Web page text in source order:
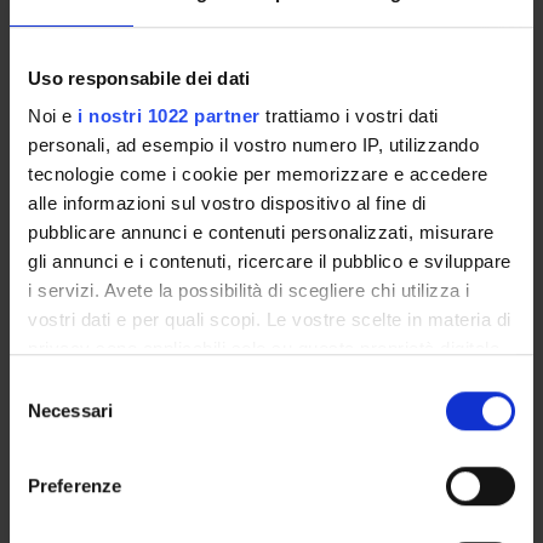
Uso responsabile dei dati
Noi e i nostri 1022 partner trattiamo i vostri dati
personali, ad esempio il vostro numero IP, utilizzando
tecnologie come i cookie per memorizzare e accedere
alle informazioni sul vostro dispositivo al fine di
pubblicare annunci e contenuti personalizzati, misurare
gli annunci e i contenuti, ricercare il pubblico e sviluppare
i servizi. Avete la possibilità di scegliere chi utilizza i
vostri dati e per quali scopi. Le vostre scelte in materia di
modificare o revocare il proprio consenso in qualsiasi
momento dalla Dichiarazione sui cookie o facendo clic
delNecessari
Preferenze
RESEARCH AREAS INVOLVED IN THE PROJECT
Physiology
Respiratory System (DDSP)
Respiratory System (DM) (DM)
Respiratory System (DNBM) (DNBM)
Sport Sciences (DM)